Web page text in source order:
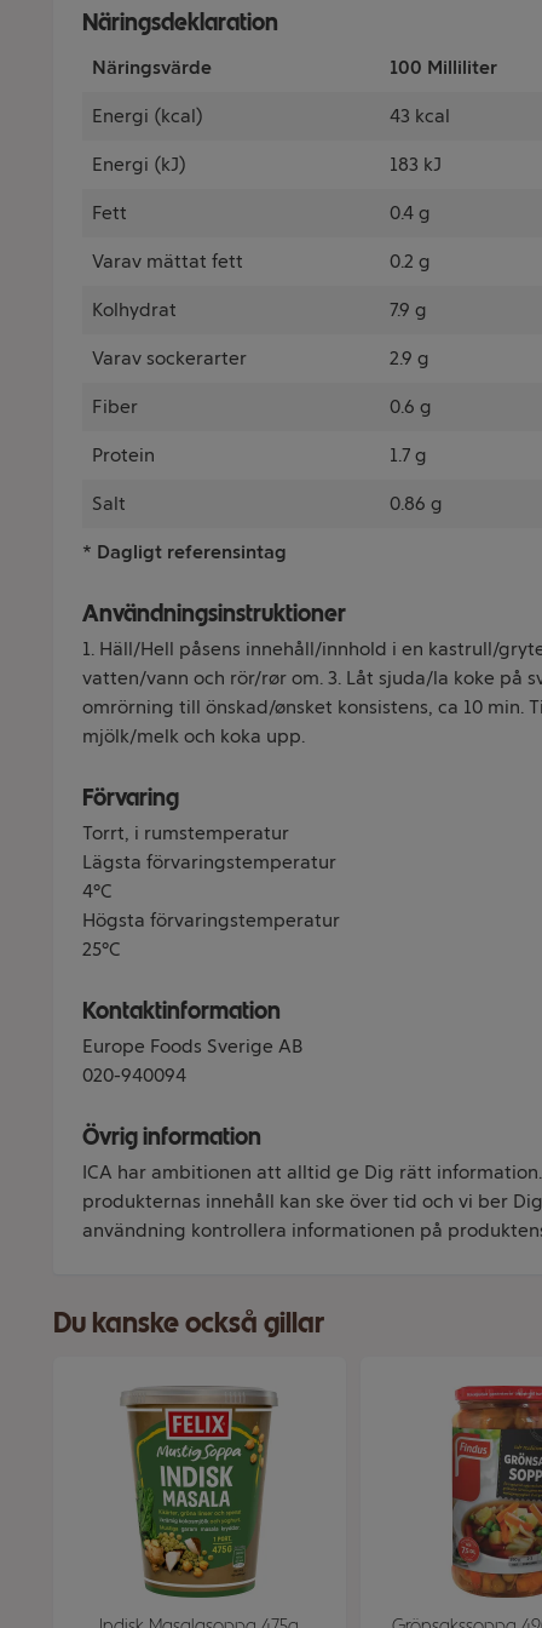
Näringsdeklaration
Näringsvärde 100 Milliliter
Energi (kcal) 43 kcal
Energi (kJ) 183 kJ
Fett 0.4 g
Varav mättat fett 0.2 g
Kolhydrat 7.9 g
Varav sockerarter 2.9 g
Fiber 0.6 g
Protein 1.7 g
Salt 0.86 g
* Dagligt referensintag
Användningsinstruktioner
1. Häll/Hell påsens innehåll/innhold i en kastrull/
vatten/vann och rör/rør om. 3. Låt sjuda/la koke på
omrörning till önskad/ønsket konsistens, ca 10 min.
mjölk/melk och koka upp.
Förvaring
Torrt, i rumstemperatur
Lägsta förvaringstemperatur
4°C
Högsta förvaringstemperatur
25°C
Kontaktinformation
Europe Foods Sverige AB
020-940094
Övrig information
ICA har ambitionen att alltid ge Dig rätt
produkternas innehåll kan ske över tid och vi ber
användning kontrollera informationen på
Du kanske också gillar